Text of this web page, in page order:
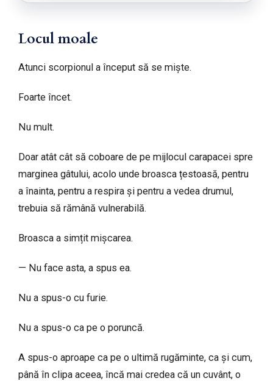
Locul moale
Atunci scorpionul a început să se miște.
Foarte încet.
Nu mult.
Doar atât cât să coboare de pe mijlocul carapacei spre
marginea gâtului, acolo unde broasca țestoasă, pentru
a înainta, pentru a respira și pentru a vedea drumul,
trebuia să rămână vulnerabilă.
Broasca a simțit mișcarea.
— Nu face asta, a spus ea.
Nu a spus-o cu furie.
Nu a spus-o ca pe o poruncă.
A spus-o aproape ca pe o ultimă rugăminte, ca și cum,
până în clipa aceea, încă mai credea că un cuvânt, o